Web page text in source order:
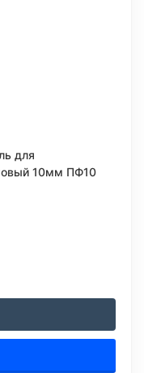
для
10мм ПФ10